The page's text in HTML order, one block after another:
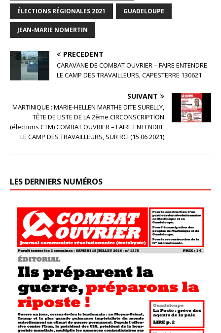
ÉLECTIONS RÉGIONALES 2021 GUADELOUPE
JEAN-MARIE NOMERTIN
PRÉCÉDENT
CARAVANE DE COMBAT OUVRIER – FAIRE ENTENDRE
LE CAMP DES TRAVAILLEURS, CAPESTERRE 130621
SUIVANT
MARTINIQUE : MARIE-HELLEN MARTHE DITE SURELLY,
TÊTE DE LISTE DE LA 2ème CIRCONSCRIPTION
(élections CTM) COMBAT OUVRIER – FAIRE ENTENDRE
LE CAMP DES TRAVAILLEURS, SUR RCI (15 06 2021)
LES DERNIERS NUMÉROS